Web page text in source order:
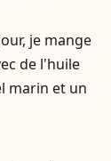
je mange
de l'huile
marin et un